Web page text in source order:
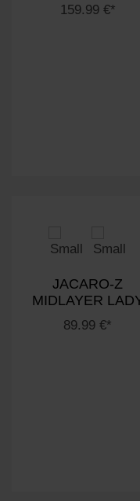
159.99 €*
JACARO-Z
MIDLAYER
89.99 €*